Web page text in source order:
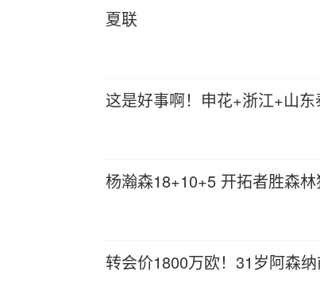
夏联
这是好事啊！申花+浙江+山
杨瀚森18+10+5 开拓者胜森
转会价1800万欧！31岁阿森